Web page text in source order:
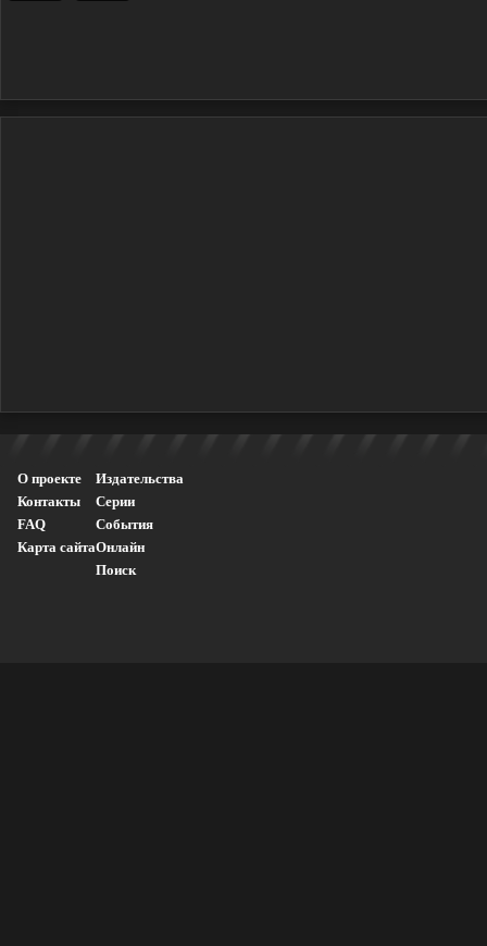
О проекте
Контакты
FAQ
Карта сайта
Издательства
Серии
События
Онлайн
Поиск